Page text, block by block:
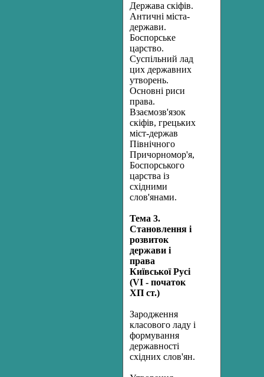
Держава скіфів.
Античні міста-
держави.
Боспорське
царство.
Суспільний лад
цих державних
утворень.
Основні риси
права.
Взаємозв'язок
скіфів, грецьких
міст-держав
Північного
Причорномор'я,
Боспорського
царства із
східними
слов'янами.
Тема 3.
Становлення і
розвиток
держави і
права
Київської Русі
(VІ - початок
ХП ст.)
Зародження
класового ладу і
формування
державності
східних слов'ян.